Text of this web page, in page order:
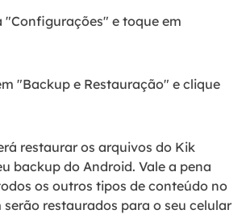
"Configurações" e toque em
"Backup e Restauração" e clique
restaurar os arquivos do Kik
backup do Android. Vale a pena
os outros tipos de conteúdo no
restaurados para o seu celular